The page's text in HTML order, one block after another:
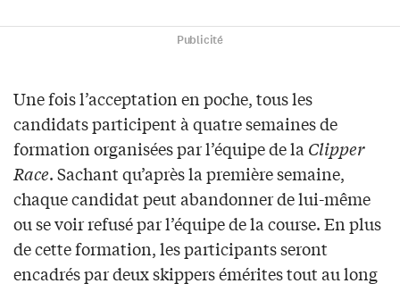
Publicité
Une fois l’acceptation en poche, tous les
candidats participent à quatre semaines de
formation organisées par l’équipe de la Clipper
Race. Sachant qu’après la première semaine,
chaque candidat peut abandonner de lui-même
ou se voir refusé par l’équipe de la course. En plus
de cette formation, les participants seront
encadrés par deux skippers émérites tout au long